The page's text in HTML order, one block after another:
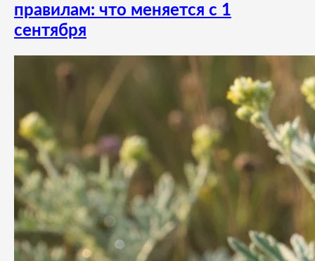
правилам: что меняется с 1
сентября